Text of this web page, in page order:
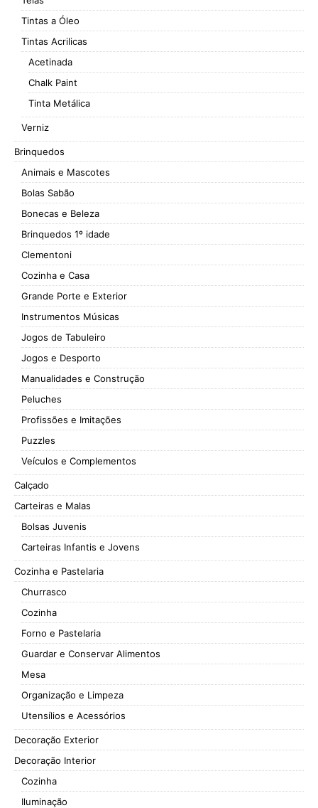
Tintas a Óleo
Tintas Acrilicas
Acetinada
Chalk Paint
Tinta Metálica
Verniz
Brinquedos
Animais e Mascotes
Bolas Sabão
Bonecas e Beleza
Brinquedos 1º idade
Clementoni
Cozinha e Casa
Grande Porte e Exterior
Instrumentos Músicas
Jogos de Tabuleiro
Jogos e Desporto
Manualidades e Construção
Peluches
Profissões e Imitações
Puzzles
Veículos e Complementos
Calçado
Carteiras e Malas
Bolsas Juvenis
Carteiras Infantis e Jovens
Cozinha e Pastelaria
Churrasco
Cozinha
Forno e Pastelaria
Guardar e Conservar Alimentos
Mesa
Organização e Limpeza
Utensílios e Acessórios
Decoração Exterior
Decoração Interior
Cozinha
Iluminação